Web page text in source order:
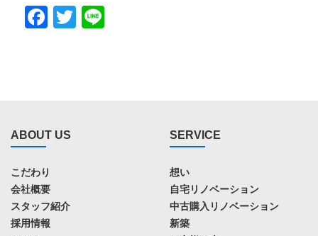
Facebook
Twitter
ABOUT US
こだわり
会社概要
スタッフ紹介
採用情報
SERVICE
想い
自宅リノベーション
中古購入リノベーション
新築